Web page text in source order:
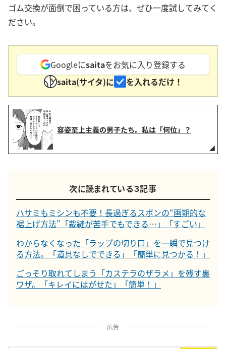
ゴム交換が面倒で困っている方は、ぜひ一度試してみてく
ださい。
Googleにsaitaをお気に入り登録する
saita(サイタ)に
を入れるだけ！
容姿至上主義の男子たち。私は「何位」？
次に読まれている３記事
ハサミもミシンも不要！長過ぎるスボンの“画期的な
裾上げ方法”「裁縫が苦手でもできる…」「すごい」
わからなくなった「ラップの切り口」を一瞬で見つけ
る方法。「道具なしでできる」「簡単に見つかる！」
ごっそり取れてしまう「カステラのザラメ」を残す裏
ワザ。「キレイにはがせた」「簡単！」
広告